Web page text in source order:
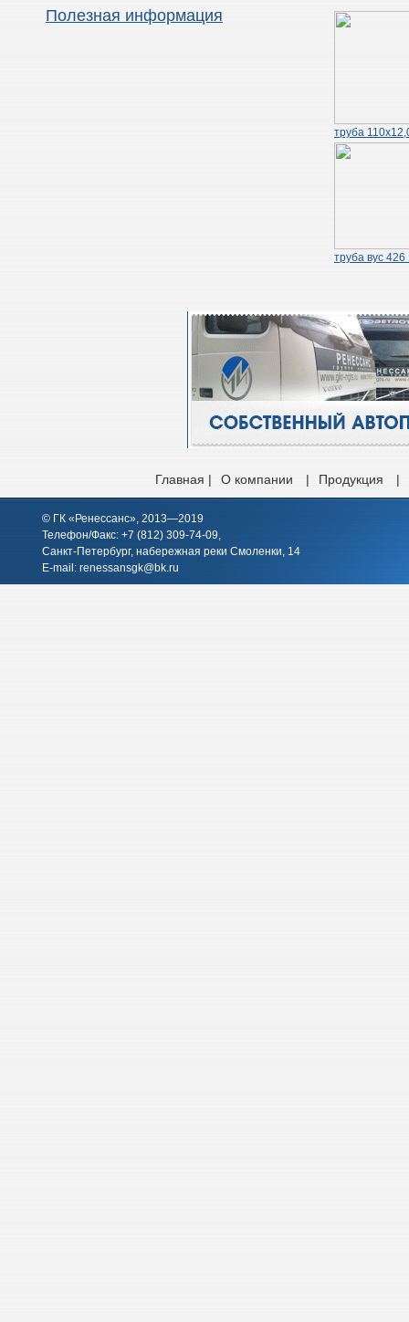
Полезная информация
труба
труба вус 426
Главная | О компании | Продукция |
© ГК «Ренессанс», 2013—2019
Телефон/Факс: +7 (812) 309-74-09,
Санкт-Петербург, набережная реки Смоленки, 14
E-mail: renessansgk@bk.ru